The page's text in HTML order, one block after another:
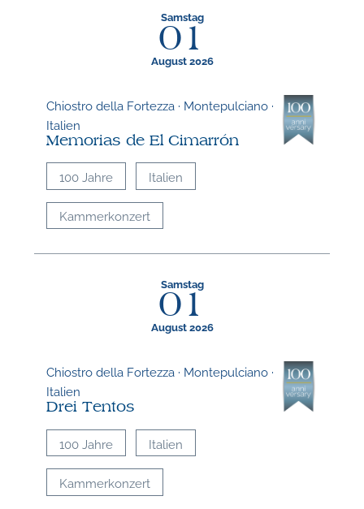
Samstag
01
August 2026
Chiostro della Fortezza · Montepulciano ·
Italien
Memorias de El Cimarrón
100 Jahre Italien
Kammerkonzert
Samstag
01
August 2026
Chiostro della Fortezza · Montepulciano ·
Italien
Drei Tentos
100 Jahre Italien
Kammerkonzert